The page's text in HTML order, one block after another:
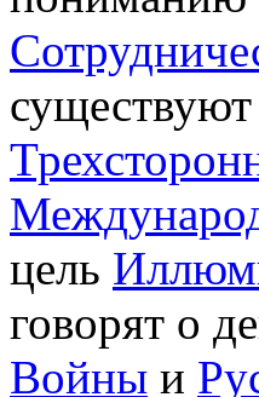
цель
говорят о
Войны и